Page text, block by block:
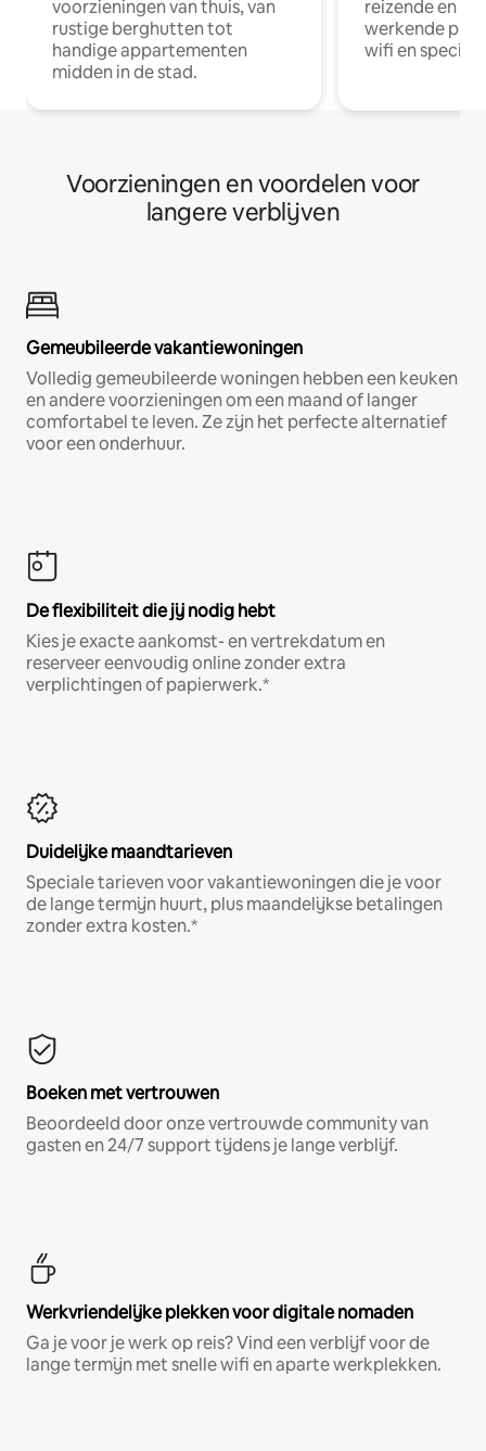
voorzieningen van thuis, van
rustige berghutten tot
handige appartementen
midden in de stad.
reizende en
werkende
wifi en
Voorzieningen en voordelen voor
langere verblijven
Gemeubileerde vakantiewoningen
Volledig gemeubileerde woningen hebben een keuken
en andere voorzieningen om een maand of langer
comfortabel te leven. Ze zijn het perfecte alternatief
voor een onderhuur.
De flexibiliteit die jij nodig hebt
Kies je exacte aankomst- en vertrekdatum en
reserveer eenvoudig online zonder extra
verplichtingen of papierwerk.*
Duidelijke maandtarieven
Speciale tarieven voor vakantiewoningen die je voor
de lange termijn huurt, plus maandelijkse betalingen
zonder extra kosten.*
Boeken met vertrouwen
Beoordeeld door onze vertrouwde community van
gasten en 24/7 support tijdens je lange verblijf.
Werkvriendelijke plekken voor digitale nomaden
Ga je voor je werk op reis? Vind een verblijf voor de
lange termijn met snelle wifi en aparte werkplekken.